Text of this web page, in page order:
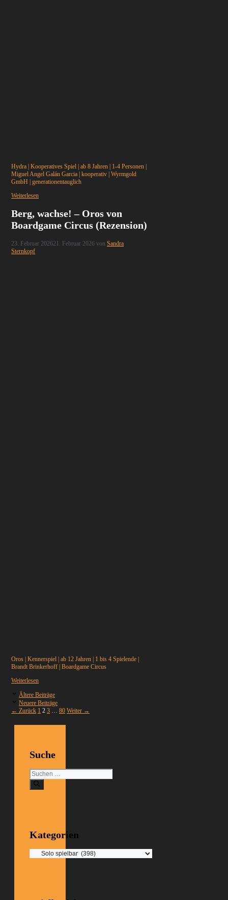
Hydra | Kooperatives Spiel | ab 8 Jahren | 1-4 Personen |
Miguel Angel Galán Garcia | kooperativ | Wyrmgold
GmbH | generationentauglich
Weiterlesen
Berg, wachse! – Oros von
Boardgame Circus (Rezension)
23. Februar 202621. Februar 2026 vonSandra
Sternkopf
Oros | Kennerspiel | ab 12 Jahren | 1 bis 4 Spielende |
Brandt Brinkerhoff | Boardgame Circus
Weiterlesen
Ältere Beiträge
Neuere Beiträge
← Zurück Seite
1 Seite
2 Seite
3 … Seite
80 Weiter →
Suche
Suchen
nach:
Kategorien
Kategorien